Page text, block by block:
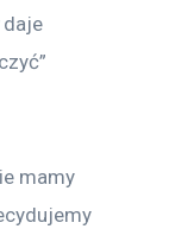
daje
mamy